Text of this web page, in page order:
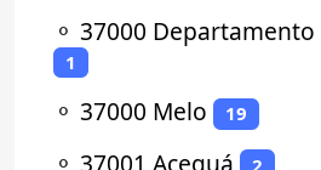
⚬ 37000
1
⚬ 37000 Melo 19
⚬ 37001 Aceguá 2